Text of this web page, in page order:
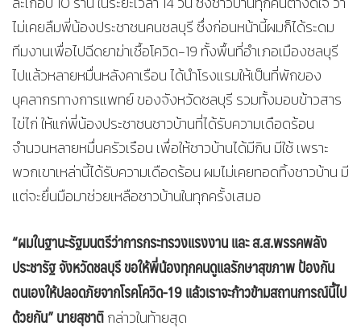
ไม่เคยลืมพี่น้องประชาชนคนชลบุรี ซึ่งก่อนหน้านี้ผมก็ได้ระดม
ทีมงานเพื่อไปฉีดยาฆ่าเชื้อโควิด-19 ทั้งพื้นที่อำเภอเมืองชลบุรี
ไปแล้วหลายหมื่นหลังคาเรือน ได้นำโรงแรมให้เป็นที่พักของ
บุคลากรทางการแพทย์ ของจังหวัดชลบุรี รวมทั้งมอบข้าวสาร
ไข่ไก่ ให้แก่พี่น้องประชาชนชาวบ้านที่ได้รับความเดือดร้อน
จำนวนหลายหมื่นครัวเรือน เพื่อให้ชาวบ้านได้มีกิน มีใช้ เพราะ
พวกเขาเหล่านี้ได้รับความเดือดร้อน ผมไม่เคยทอดทิ้งชาวบ้าน มี
แต่จะยื่นมือมาช่วยเหลือชาวบ้านในทุกครั้งเสมอ
“ผมในฐานะรัฐมนตรีว่าการกระทรวงแรงงาน และ ส.ส.พรรคพลัง
ประชารัฐ จังหวัดชลบุรี ขอให้พี่น้องทุกคนดูแลรักษาสุขภาพ ป้องกัน
ตนเองให้ปลอดภัยจากโรคโควิด-19 แล้วเราจะก้าวข้ามสถานการณ์นี้ไป
ด้วยกัน” นายสุชาติกล่าวในท้ายสุด